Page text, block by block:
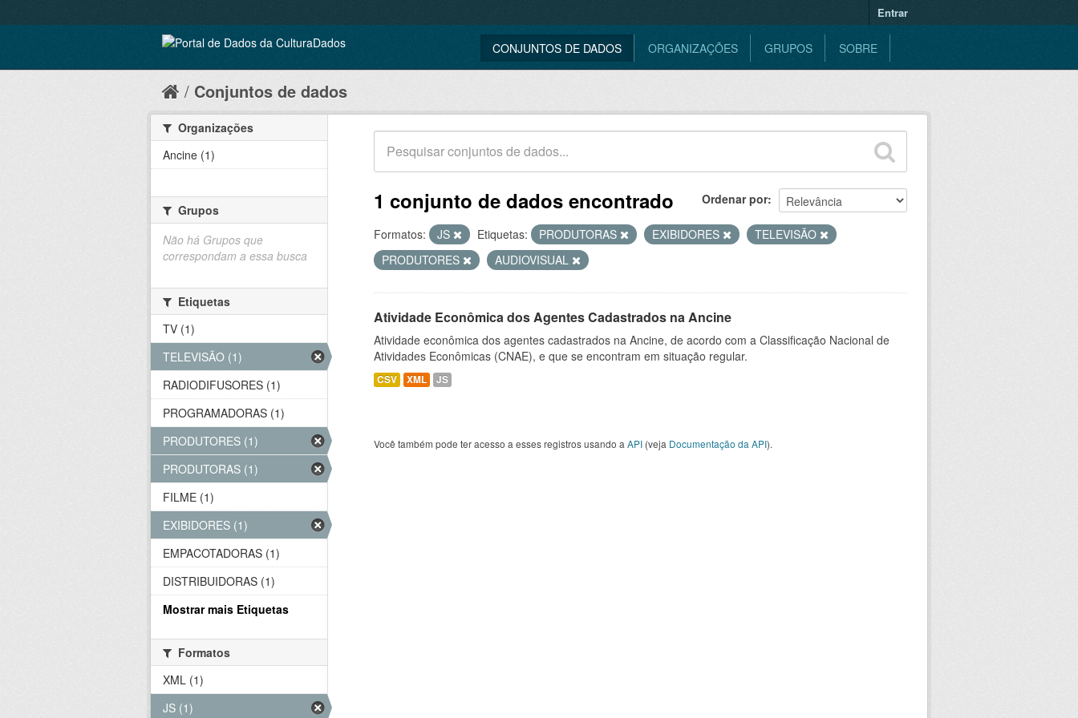
Entrar
CONJUNTOS DE DADOS ORGANIZAÇÕES GRUPOS SOBRE
Conjuntos de dados
Ordenar por
1 conjunto de dados encontrado
Formatos: JS Etiquetas: PRODUTORAS EXIBIDORES
TELEVISÃO
PRODUTORES
AUDIOVISUAL
Atividade Econômica dos Agentes Cadastrados na Ancine
Atividade econômica dos agentes cadastrados na Ancine, de acordo com a Classificação Nacional de
Atividades Econômicas (CNAE), e que se encontram em situação regular.
CSV XML JS
Você também pode ter acesso a esses registros usando a API (veja Documentação da API).
Organizações
Ancine (1)
Grupos
Não há Grupos que
correspondam a essa busca
Etiquetas
TV (1)
TELEVISÃO (1)
RADIODIFUSORES (1)
PROGRAMADORAS (1)
PRODUTORES (1)
PRODUTORAS (1)
FILME (1)
EXIBIDORES (1)
EMPACOTADORAS (1)
DISTRIBUIDORAS (1)
Mostrar mais Etiquetas
Formatos
XML (1)
JS (1)